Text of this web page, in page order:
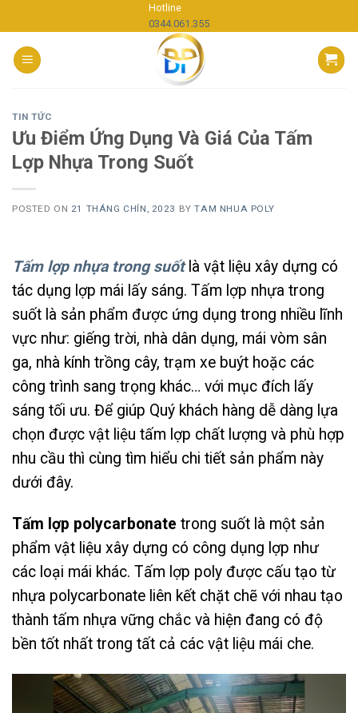
to
content
Hotline
0344.061.355
TIN TỨC
Ưu Điểm Ứng Dụng Và Giá Của Tấm
Lợp Nhựa Trong Suốt
POSTED ON 21 THÁNG CHÍN, 2023 BYTAM NHUA POLY
Tấm lợp nhựa trong suốt là vật liệu xây dựng có
tác dụng lợp mái lấy sáng. Tấm lợp nhựa trong
suốt là sản phẩm được ứng dụng trong nhiều lĩnh
vực như: giếng trời, nhà dân dụng, mái vòm sân
ga, nhà kính trồng cây, trạm xe buýt hoặc các
công trình sang trọng khác… với mục đích lấy
sáng tối ưu. Để giúp Quý khách hàng dễ dàng lựa
chọn được vật liệu tấm lợp chất lượng và phù hợp
nhu cầu thì cùng tìm hiểu chi tiết sản phẩm này
dưới đây.
Tấm lợp polycarbonate trong suốt là một sản
phẩm vật liệu xây dựng có công dụng lợp như
các loại mái khác. Tấm lợp poly được cấu tạo từ
nhựa polycarbonate liên kết chặt chẽ với nhau tạo
thành tấm nhựa vững chắc và hiện đang có độ
bền tốt nhất trong tất cả các vật liệu mái che.